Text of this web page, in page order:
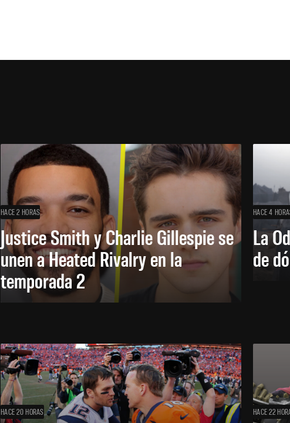
HACE 2 HORAS
Justice Smith y Charlie Gillespie se
unen a Heated Rivalry en la
temporada 2
HACE 4
La
de
HACE 20 HORAS HACE 22